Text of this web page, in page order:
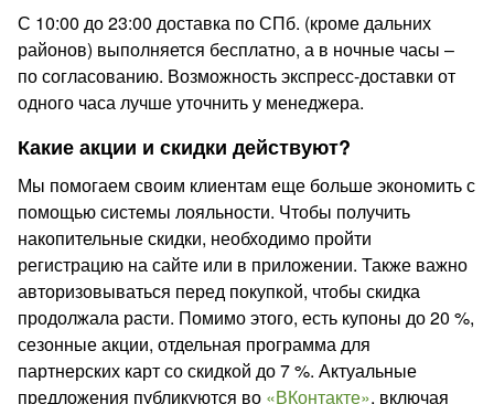
С 10:00 до 23:00 доставка по СПб. (кроме дальних
районов) выполняется бесплатно, а в ночные часы –
по согласованию. Возможность экспресс-доставки от
одного часа лучше уточнить у менеджера.
Какие акции и скидки действуют?
Мы помогаем своим клиентам еще больше экономить с
помощью системы лояльности. Чтобы получить
накопительные скидки, необходимо пройти
регистрацию на сайте или в приложении. Также важно
авторизовываться перед покупкой, чтобы скидка
продолжала расти. Помимо этого, есть купоны до 20 %,
сезонные акции, отдельная программа для
партнерских карт со скидкой до 7 %. Актуальные
предложения публикуются во «ВКонтакте», включая